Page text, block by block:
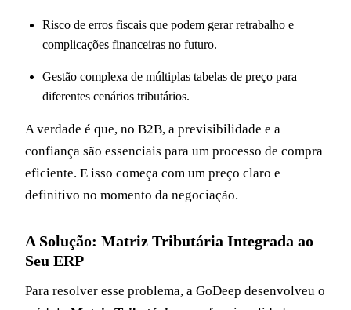
Risco de erros fiscais que podem gerar retrabalho e
complicações financeiras no futuro.
Gestão complexa de múltiplas tabelas de preço para
diferentes cenários tributários.
A verdade é que, no B2B, a previsibilidade e a
confiança são essenciais para um processo de compra
eficiente. E isso começa com um preço claro e
definitivo no momento da negociação.
A Solução: Matriz Tributária Integrada ao
Seu ERP
Para resolver esse problema, a GoDeep desenvolveu o